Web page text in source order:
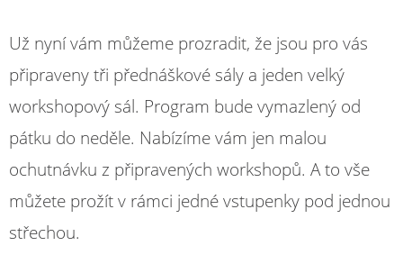
Už nyní vám můžeme prozradit, že jsou pro vás
připraveny tři přednáškové sály a jeden velký
workshopový sál. Program bude vymazlený od
pátku do neděle. Nabízíme vám jen malou
ochutnávku z připravených workshopů. A to vše
můžete prožít v rámci jedné vstupenky pod jednou
střechou.